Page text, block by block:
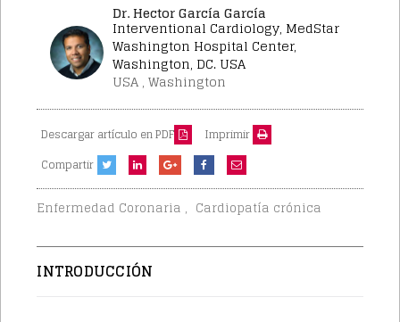
Dr. Hector García García
Interventional Cardiology, MedStar
Washington Hospital Center,
Washington, DC. USA
USA , Washington
Descargar artículo en PDF
Imprimir
Compartir
Enfermedad Coronaria , Cardiopatía crónica
INTRODUCCIÓN